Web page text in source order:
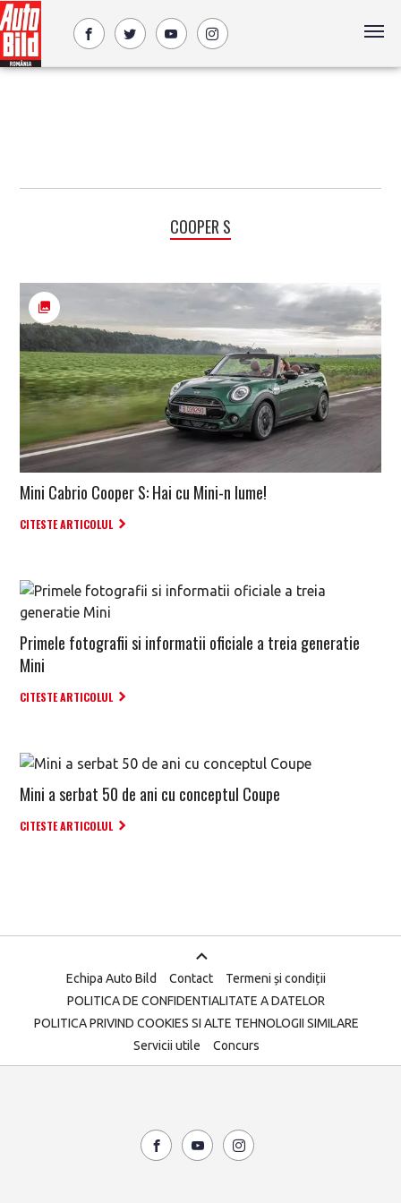
COOPER S
Mini Cabrio Cooper S: Hai cu Mini-n lume!
CITESTE ARTICOLUL
Primele fotografii si informatii oficiale a treia generatie
Mini
CITESTE ARTICOLUL
Mini a serbat 50 de ani cu conceptul Coupe
CITESTE ARTICOLUL
Echipa Auto Bild Contact
Termeni și condiții
POLITICA DE CONFIDENTIALITATE A DATELOR
POLITICA PRIVIND COOKIES SI ALTE TEHNOLOGII SIMILARE
Servicii utile
Concurs